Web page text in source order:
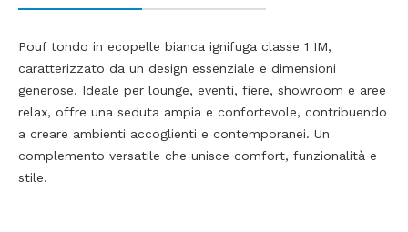
Pouf tondo in ecopelle bianca ignifuga classe 1 IM,
caratterizzato da un design essenziale e dimensioni
generose. Ideale per lounge, eventi, fiere, showroom e aree
relax, offre una seduta ampia e confortevole, contribuendo
a creare ambienti accoglienti e contemporanei. Un
complemento versatile che unisce comfort, funzionalità e
stile.